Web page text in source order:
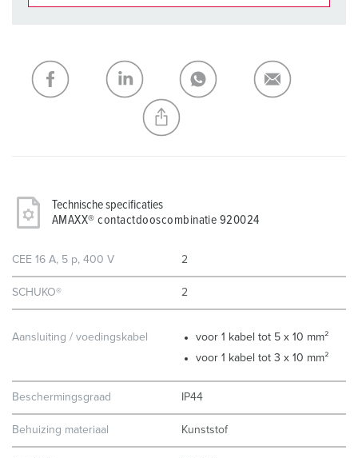
Mijn lijst TOEVOEGEN
NIEUW LIJST MAKEN
Technische specificaties
AMAXX® contactdooscombinatie 920024
CEE 16 A, 5 p, 400 V 2
SCHUKO® 2
Aansluiting / voedingskabel
voor 1 kabel tot 5 x 10 mm²
voor 1 kabel tot 3 x 10 mm²
Beschermingsgraad IP44
Behuizing materiaal Kunststof